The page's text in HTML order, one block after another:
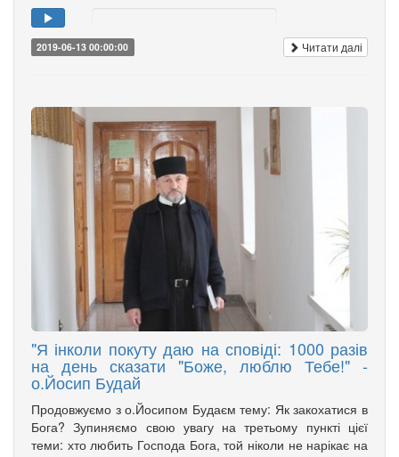
2019-06-13 00:00:00 Читати далі
"Я інколи покуту даю на сповіді: 1000 разів
на день сказати "Боже, люблю Тебе!" -
о.Йосип Будай
Продовжуємо з о.Йосипом Будаєм тему: Як закохатися в
Бога? Зупиняємо свою увагу на третьому пункті цієї
теми: хто любить Господа Бога, той ніколи не нарікає на